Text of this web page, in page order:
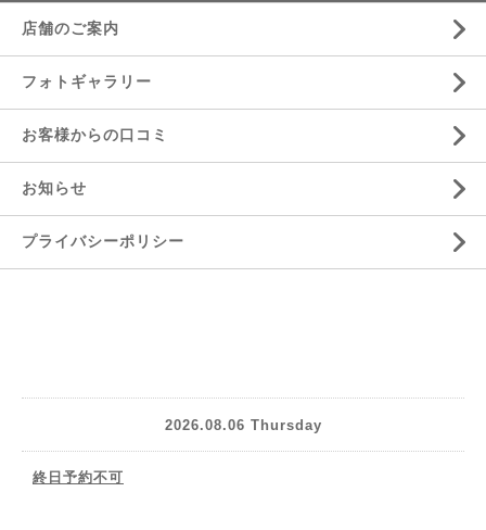
店舗のご案内
フォトギャラリー
お客様からの口コミ
お知らせ
プライバシーポリシー
2026.08.06 Thursday
終日予約不可